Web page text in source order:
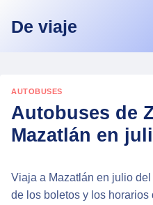
De viaje
AUTOBUSES
Autobuses de
Mazatlán en
Viaja a Mazatlán en julio
de los boletos y los